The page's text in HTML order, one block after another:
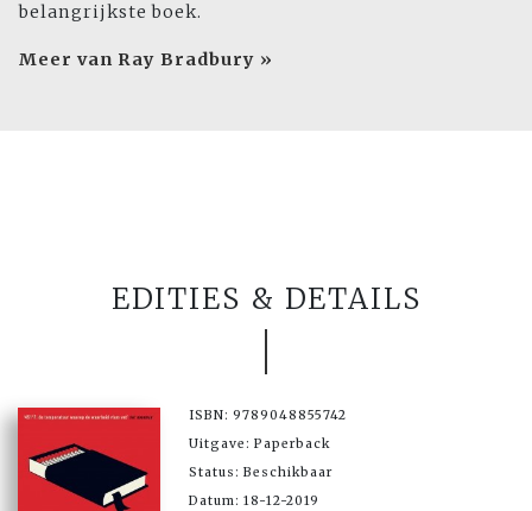
belangrijkste boek.
Meer van Ray Bradbury »
EDITIES & DETAILS
ISBN: 9789048855742
Uitgave: Paperback
Status: Beschikbaar
Datum: 18-12-2019